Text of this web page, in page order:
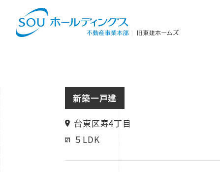
新築一戸建
台東区寿4丁目
５LDK